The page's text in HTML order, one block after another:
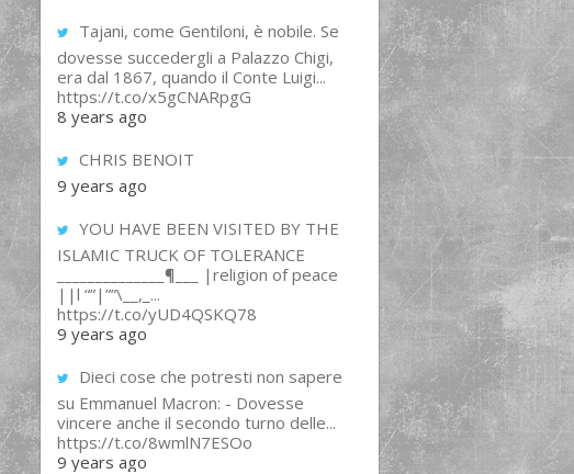
Tajani, come Gentiloni, è nobile. Se
dovesse succedergli a Palazzo Chigi,
era dal 1867, quando il Conte Luigi...
https://t.co/x5gCNARpgG
8 years ago
CHRIS BENOIT
9 years ago
YOU HAVE BEEN VISITED BY THE
ISLAMIC TRUCK OF TOLERANCE
______________¶___ |religion of peace
||l “”|””\__,_...
https://t.co/yUD4QSKQ78
9 years ago
Dieci cose che potresti non sapere
su Emmanuel Macron: - Dovesse
vincere anche il secondo turno delle...
https://t.co/8wmlN7ESOo
9 years ago